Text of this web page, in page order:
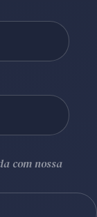
com nossa